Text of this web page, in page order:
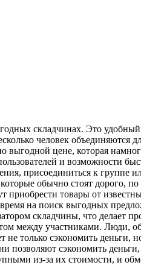
складчинах. Это
человек объединяются
цене, которая
и возможности
присоединиться к группе
обычно стоят дорого,
приобрести товары от
на поиск выгодных
складчины, что делает
между участниками. Люди,
не только сэкономить
сэкономить
из-за их стоимости, и